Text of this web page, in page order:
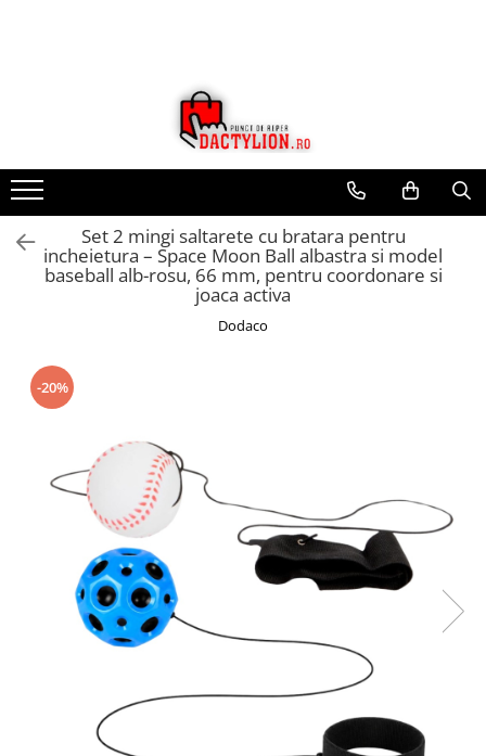
Set 2 mingi saltarete cu bratara pentru
incheietura – Space Moon Ball albastra si model
baseball alb-rosu, 66 mm, pentru coordonare si
joaca activa
Dodaco
-20%